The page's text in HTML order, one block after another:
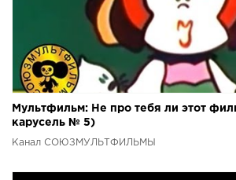
Мультфильм: Не про тебя ли этот
карусель № 5)
Канал СОЮЗМУЛЬТФИЛЬМЫ